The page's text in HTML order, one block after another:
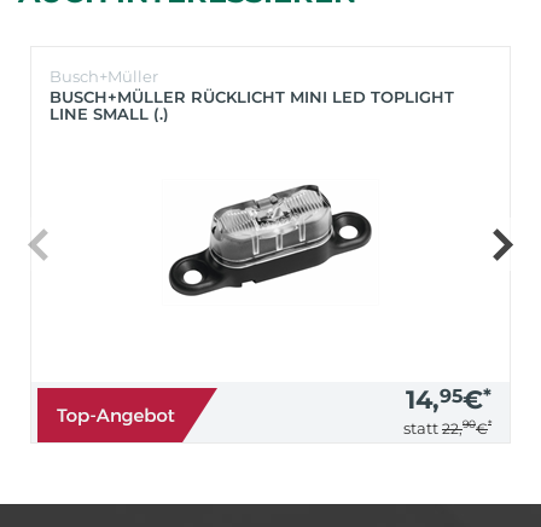
Busch+Müller
BUSCH+MÜLLER RÜCKLICHT MINI LED TOPLIGHT
LINE SMALL (.)
14,95€*
statt 22,90€*